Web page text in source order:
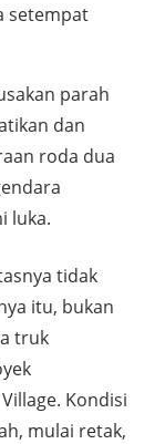
setempat
parah
dan
roda dua
luka.
tidak
itu, bukan
truk
Kondisi
mulai retak,